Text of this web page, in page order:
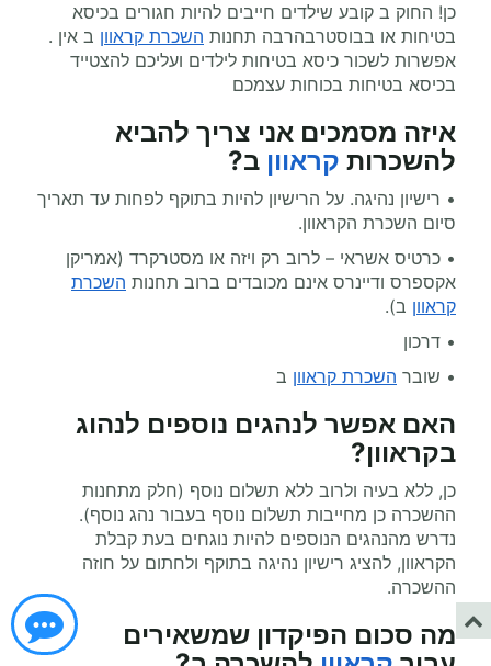
כן! החוק ב קובע שילדים חייבים להיות חגורים בכיסא
בטיחות או בבוסטר. בהרבה תחנות השכרת קראוון ב אין
אפשרות לשכור כיסא בטיחות לילדים ועליכם להצטייד
בכיסא בטיחות בכוחות עצמכם
איזה מסמכים אני צריך להביא
להשכרות קראוון ב?
• רישיון נהיגה. על הרישיון להיות בתוקף לפחות עד תאריך
סיום השכרת הקראוון.
• כרטיס אשראי – לרוב רק ויזה או מסטרקרד (אמריקן
אקספרס ודיינרס אינם מכובדים ברוב תחנות השכרת
קראוון ב).
• דרכון
• שובר השכרת קראוון ב
האם אפשר לנהגים נוספים לנהוג
בקראוון?
כן, ללא בעיה ולרוב ללא תשלום נוסף (חלק מתחנות
ההשכרה כן מחייבות תשלום נוסף בעבור נהג נוסף).
נדרש מהנהגים הנוספים להיות נוגחים בעת קבלת
הקראוון, להציג רישיון נהיגה בתוקף ולחתום על חוזה
ההשכרה.
מה סכום הפיקדון שמשאירים